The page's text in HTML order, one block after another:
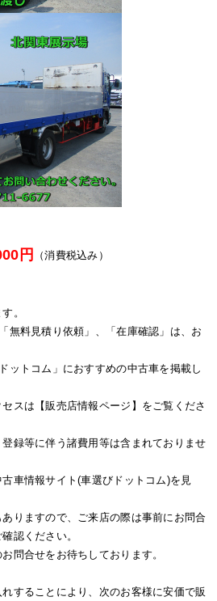
円 （消費税込み）
。
無料見積り依頼」、「在庫確認」は、お
ットコム」におすすめの中古車を掲載し
スは【販売店情報ページ】をご覧くださ
録等に伴う諸費用等は含まれておりませ
車情報サイト(車選びドットコム)を見
りますので、ご来店の際は事前にお問合
認ください。
問合せをお待ちしております。
することにより、次のお客様に安価で販